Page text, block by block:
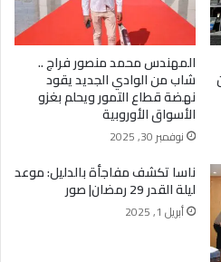
المهندس محمد منصور فراج ..
شاب من الوادي الجديد يقود
نهضة قطاع التمور ويحلم بغزو
الأسواق الأوروبية
نوفمبر 30, 2025
ناسا تكشف مفاجأة بالدليل: موعد
ليلة القدر 29 رمضان| صور
أبريل 1, 2025